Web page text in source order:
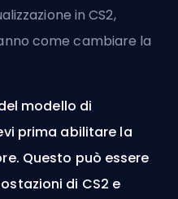
in CS2,
come cambiare la
modello di
prima abilitare la
Questo può essere
di CS2 e